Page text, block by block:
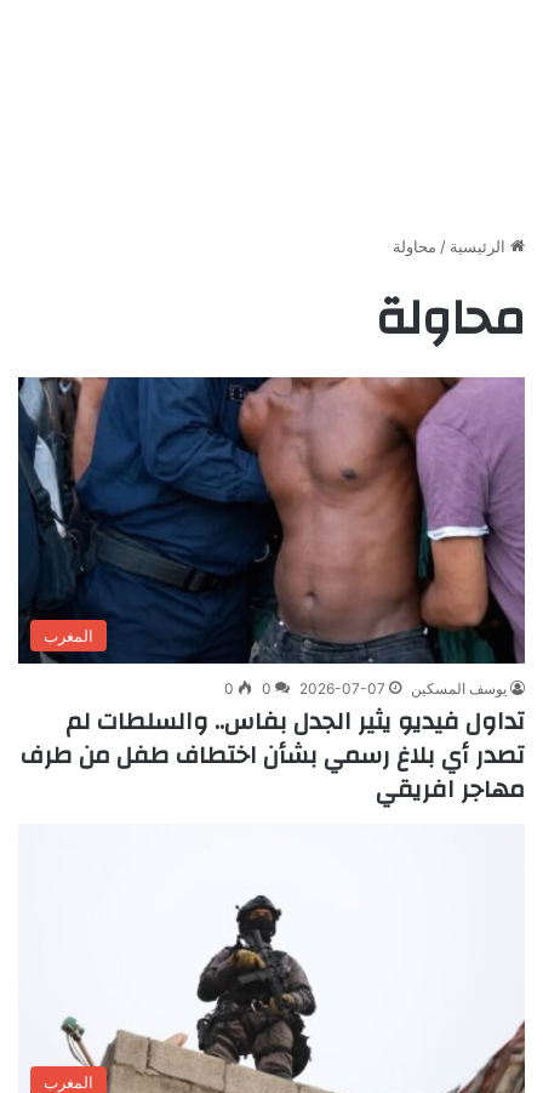
الرئيسية / محاولة
محاولة
المغرب
يوسف المسكين 2026-07-07
0
0
تداول فيديو يثير الجدل بفاس.. والسلطات لم
تصدر أي بلاغ رسمي بشأن اختطاف طفل من طرف
مهاجر افريقي
المغرب